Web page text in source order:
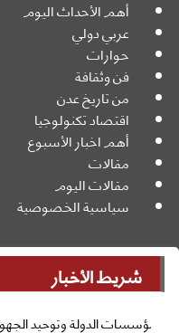
شريط الأخبار
وتوحيد الجهود لمواجهة
أهم الأحداث اليوم
عربي دولي
حوارات
فن وثقافة
من تاريخ عدن
اقتصاد تكنولوجيا
أهم اخبار الأسبوع
مقالات
مقالات اليوم
سياسية الخصوصية
جميع الحقوق محفوظة
© 2026